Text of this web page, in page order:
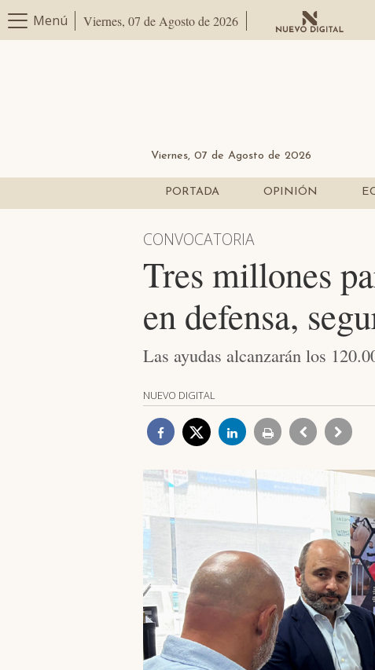
Menú Viernes, 07 de Agosto de 2026
Viernes, 07 de Agosto de 2026
PORTADA OPINIÓN
CONVOCATORIA
Tres millones
en defensa,
Las ayudas alcanzarán los
NUEVO DIGITAL